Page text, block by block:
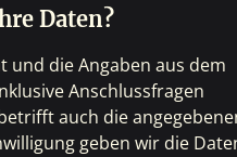
Daten?
und die Angaben aus dem
Anschlussfragen
auch die
geben wir die